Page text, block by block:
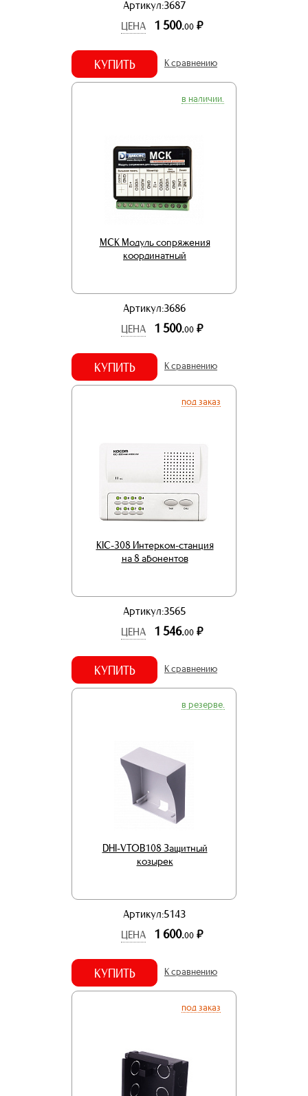
Артикул:3687
ЦЕНА
1 500.00 р.
КУПИТЬ К сравнению
в наличии.
МСК Модуль сопряжения
координатный
Артикул:3686
ЦЕНА
1 500.00 р.
КУПИТЬ К сравнению
под заказ
KIC-308 Интерком-станция
на 8 абонентов
Артикул:3565
ЦЕНА
1 546.00 р.
КУПИТЬ К сравнению
в резерве.
DHI-VTOB108 Защитный
козырек
Артикул:5143
ЦЕНА
1 600.00 р.
КУПИТЬ К сравнению
под заказ